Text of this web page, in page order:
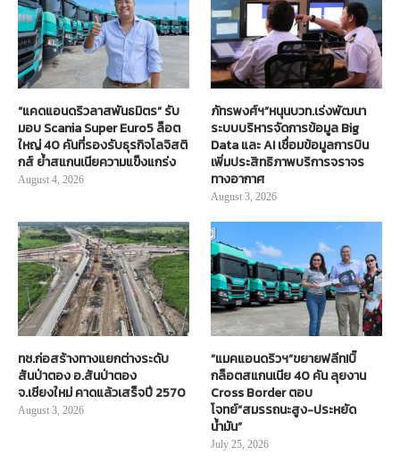
“แคดแอนดริวลาสพันธมิตร” รับ
มอบ Scania Super Euro5 ล็อต
ใหญ่ 40 คันที่รองรับธุรกิจโลจิสติ
กส์ ย้ำสแกนเนียความแข็งแกร่ง
August 4, 2026
ภัทรพงศ์ฯ”หนุนบวท.เร่งพัฒนา
ระบบบริหารจัดการข้อมูล Big
Data และ AI เชื่อมข้อมูลการบิน
เพิ่มประสิทธิภาพบริการจราจร
ทางอากาศ
August 3, 2026
ทช.ก่อสร้างทางแยกต่างระดับ
สันป่าตอง อ.สันป่าตอง
จ.เชียงใหม่ คาดแล้วเสร็จปี 2570
August 3, 2026
“แมคแอนดริวฯ”ขยายฟลีท!บิ๊
กล็อตสแกนเนีย 40 คัน ลุยงาน
Cross Border ตอบ
โจทย์“สมรรถนะสูง-ประหยัด
น้ำมัน”
July 25, 2026